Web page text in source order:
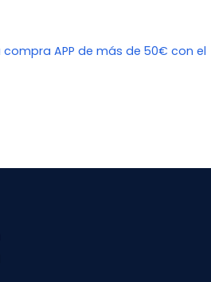
compra APP de más de 50€ con el